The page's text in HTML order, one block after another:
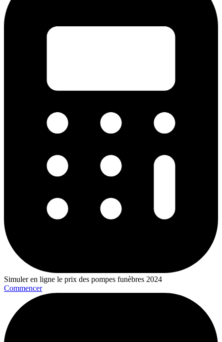
Simuler en ligne le prix des pompes funèbres 2024
Commencer